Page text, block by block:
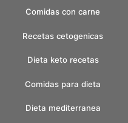
Comidas con carne
Recetas cetogenicas
Dieta keto recetas
Comidas para dieta
Dieta mediterranea